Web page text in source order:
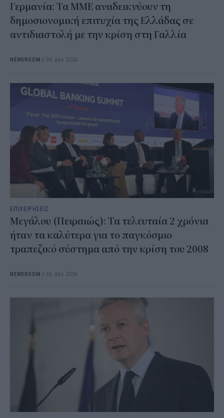
Γερμανία: Τα ΜΜΕ αναδεικνύουν τη
δημοσιονομική επιτυχία της Ελλάδας σε
αντιδιαστολή με την κρίση στη Γαλλία
NEWSROOM / 06 Δεκ 2024
ΕΠΙΧΕΙΡΗΣΕΙΣ
Μεγάλου (Πειραιώς): Τα τελευταία 2 χρόνια
ήταν τα καλύτερα για το παγκόσμιο
τραπεζικό σύστημα από την κρίση του 2008
NEWSROOM / 06 Δεκ 2024